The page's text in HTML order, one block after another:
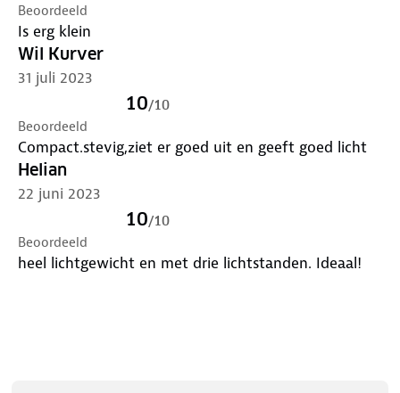
Beoordeeld
Is erg klein
Wil Kurver
31 juli 2023
10/10
Beoordeeld
Compact.stevig,ziet er goed uit en geeft goed licht
Helian
22 juni 2023
10/10
Beoordeeld
heel lichtgewicht en met drie lichtstanden. Ideaal!